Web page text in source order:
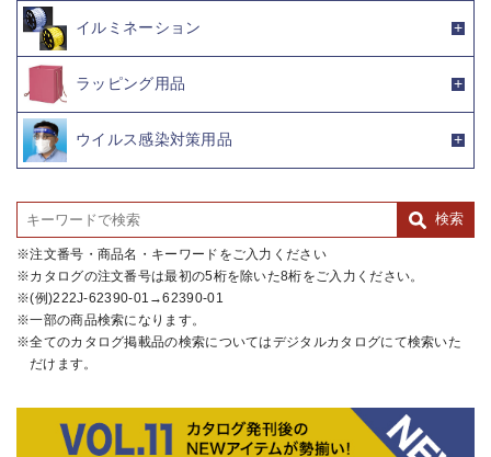
イルミネーション
ラッピング用品
ウイルス感染対策用品
注文番号・商品名・キーワードをご入力ください
カタログの注文番号は最初の5桁を除いた8桁をご入力ください。
(例)222J-62390-01→62390-01
一部の商品検索になります。
全てのカタログ掲載品の検索についてはデジタルカタログにて検索いた
だけます。